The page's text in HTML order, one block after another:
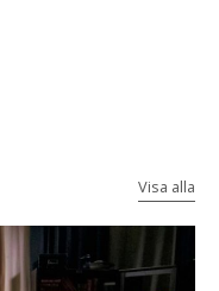
Visa alla